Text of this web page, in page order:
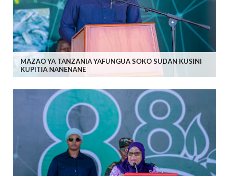
MAZAO YA TANZANIA YAFUNGUA SOKO SUDAN KUSINI
KUPITIA NANENANE